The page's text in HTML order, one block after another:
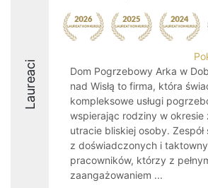
Laureaci
Dom Pogrzebowy Arka w
nad Wisłą to firma, która
kompleksowe usługi
wspierając rodziny w okresie
utracie bliskiej osoby. Zespół
z doświadczonych i
pracowników, którzy z
zaangażowaniem ...